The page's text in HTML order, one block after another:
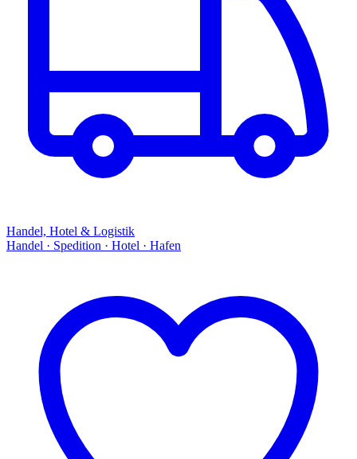
Handel, Hotel & Logistik
Handel · Spedition · Hotel · Hafen